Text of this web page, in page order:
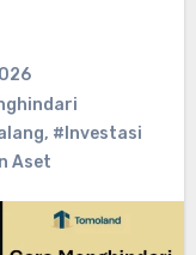
, #Investasi
Aset